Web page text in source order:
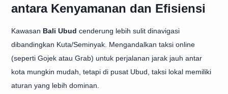
antara Kenyamanan dan Efisiensi
Kawasan Bali Ubud cenderung lebih sulit dinavigasi
dibandingkan Kuta/Seminyak. Mengandalkan taksi online
(seperti Gojek atau Grab) untuk perjalanan jarak jauh antar
kota mungkin mudah, tetapi di pusat Ubud, taksi lokal memiliki
aturan yang lebih dominan.